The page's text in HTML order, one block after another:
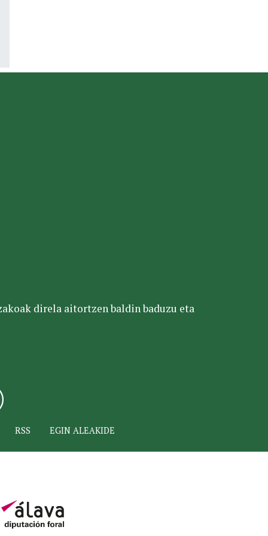
direla aitortzen baldin baduzu eta
RSS EGIN ALEAKIDE